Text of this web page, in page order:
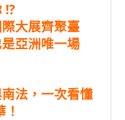
!?
大展齊聚臺
亞洲唯一場
法，一次看懂